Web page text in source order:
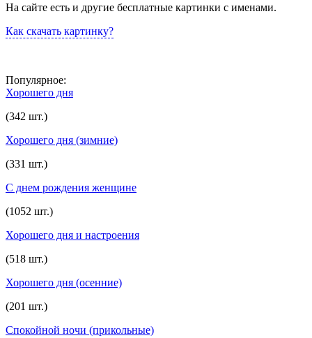
На сайте есть и другие бесплатные картинки с именами.
Как скачать картинку?
Популярное:
Хорошего дня
(342 шт.)
Хорошего дня (зимние)
(331 шт.)
С днем рождения женщине
(1052 шт.)
Хорошего дня и настроения
(518 шт.)
Хорошего дня (осенние)
(201 шт.)
Спокойной ночи (прикольные)